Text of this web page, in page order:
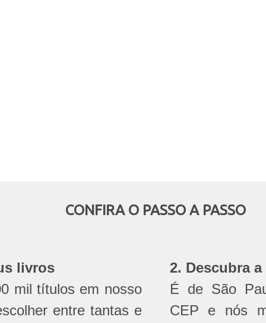
CONFIRA O PASSO A PASSO
livros
mil títulos em nosso
entre tantas e
2. Descubra
É de São
CEP e nós